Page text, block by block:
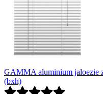
GAMMA aluminium jaloezie
(bxh)